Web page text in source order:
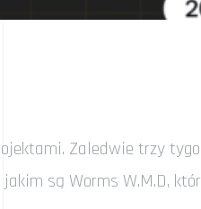
Zaledwie trzy
są Worms W.M.D,